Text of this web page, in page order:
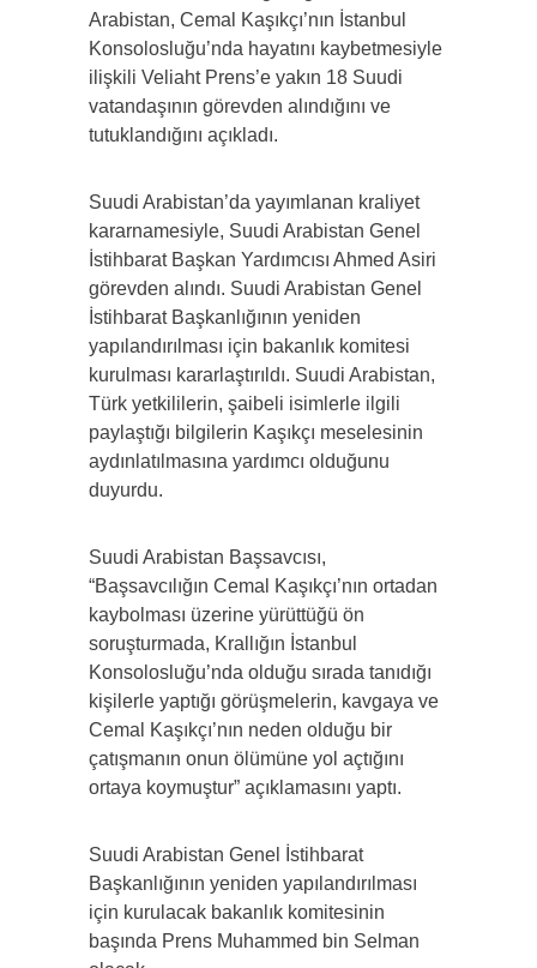
Arabistan, Cemal Kaşıkçı’nın İstanbul
Konsolosluğu’nda hayatını kaybetmesiyle
ilişkili Veliaht Prens’e yakın 18 Suudi
vatandaşının görevden alındığını ve
tutuklandığını açıkladı.
Suudi Arabistan’da yayımlanan kraliyet
kararnamesiyle, Suudi Arabistan Genel
İstihbarat Başkan Yardımcısı Ahmed Asiri
görevden alındı. Suudi Arabistan Genel
İstihbarat Başkanlığının yeniden
yapılandırılması için bakanlık komitesi
kurulması kararlaştırıldı. Suudi Arabistan,
Türk yetkililerin, şaibeli isimlerle ilgili
paylaştığı bilgilerin Kaşıkçı meselesinin
aydınlatılmasına yardımcı olduğunu
duyurdu.
Suudi Arabistan Başsavcısı,
“Başsavcılığın Cemal Kaşıkçı’nın ortadan
kaybolması üzerine yürüttüğü ön
soruşturmada, Krallığın İstanbul
Konsolosluğu’nda olduğu sırada tanıdığı
kişilerle yaptığı görüşmelerin, kavgaya ve
Cemal Kaşıkçı’nın neden olduğu bir
çatışmanın onun ölümüne yol açtığını
ortaya koymuştur” açıklamasını yaptı.
Suudi Arabistan Genel İstihbarat
Başkanlığının yeniden yapılandırılması
için kurulacak bakanlık komitesinin
başında Prens Muhammed bin Selman